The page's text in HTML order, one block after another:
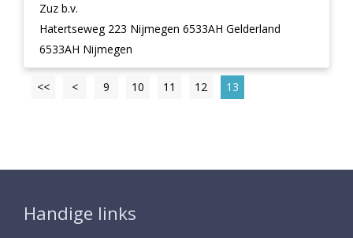
Zuz b.v.
Hatertseweg 223 Nijmegen 6533AH Gelderland
6533AH Nijmegen
<< < 9 10 11 12 13
Handige links